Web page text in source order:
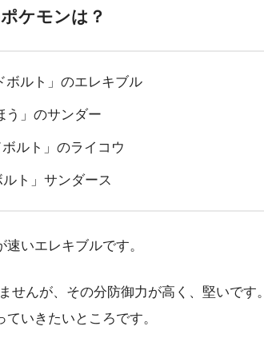
ケモンは？
ボルト」のエレキブル
う」のサンダー
ルト」のライコウ
ルト」サンダース
いエレキブルです。
せんが、その分防御力が高く、堅いです。
いきたいところです。